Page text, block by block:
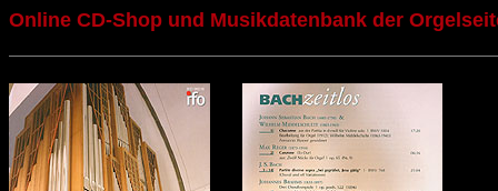
Online CD-Shop und Musikdatenbank der